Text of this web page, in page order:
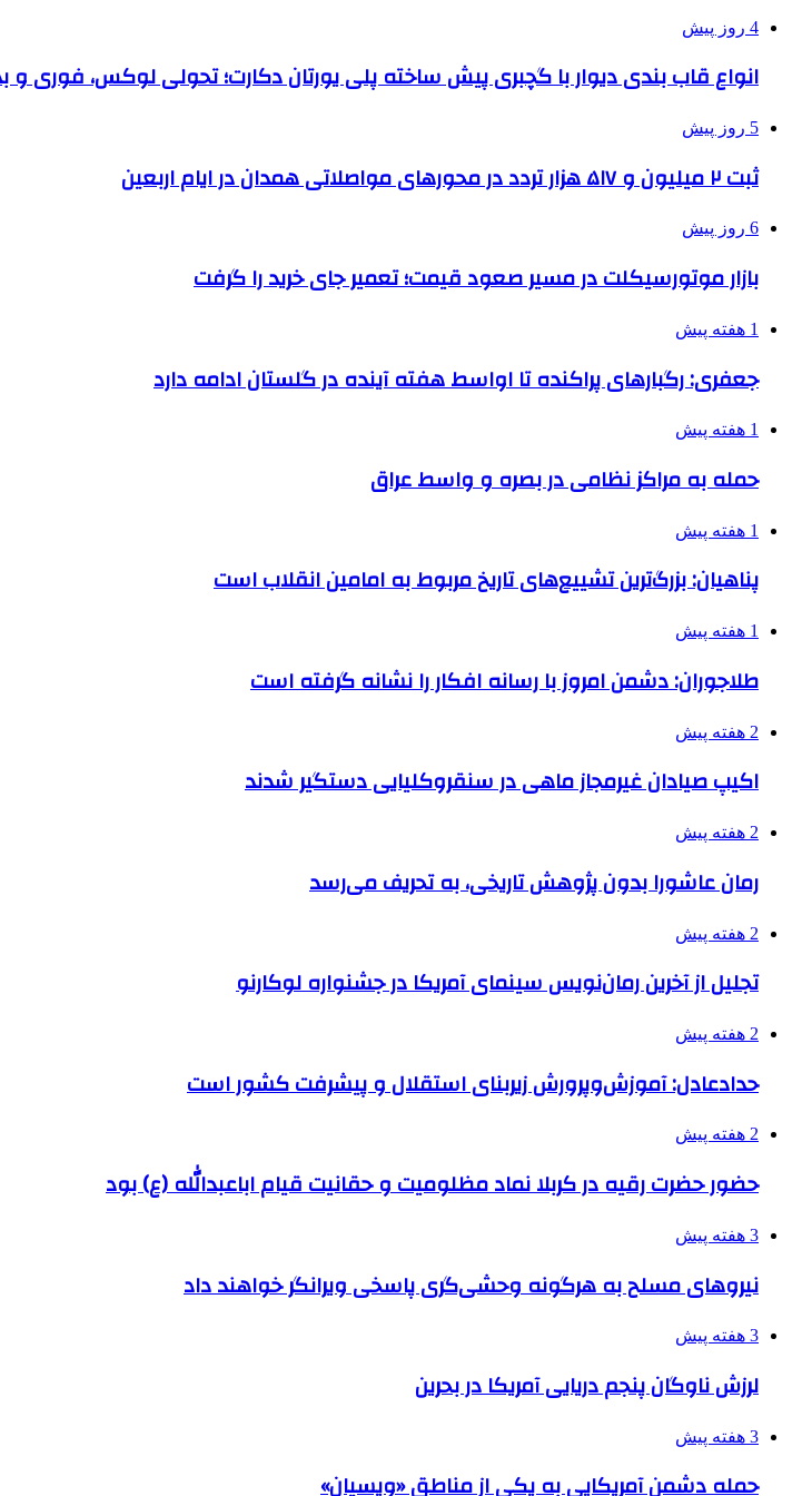
4 روز پیش
انواع قاب بندی دیوار با گچبری پیش ساخته پلی یورتان دکارت؛ تحولی لوکس، فوری و
5 روز پیش
ثبت ۲ میلیون و ۵۱۷ هزار تردد در محورهای مواصلاتی همدان در ایام اربعین
6 روز پیش
بازار موتورسیکلت در مسیر صعود قیمت؛ تعمیر جای خرید را گرفت
1 هفته پیش
جعفری: رگبارهای پراکنده تا اواسط هفته آینده در گلستان ادامه دارد
1 هفته پیش
حمله به مراکز نظامی در بصره و واسط عراق
1 هفته پیش
پناهیان: بزرگ‌ترین تشییع‌های تاریخ مربوط به امامین انقلاب است
1 هفته پیش
طلاجوران: دشمن امروز با رسانه افکار را نشانه گرفته است
2 هفته پیش
اکیپ صیادان غیرمجاز ماهی در سنقروکلیایی دستگیر شدند
2 هفته پیش
رمان عاشورا بدون پژوهش تاریخی، به تحریف می‌رسد
2 هفته پیش
تجلیل از آخرین رمان‌نویس سینمای آمریکا در جشنواره لوکارنو
2 هفته پیش
حدادعادل: آموزش‌وپرورش زیربنای استقلال و پیشرفت کشور است
2 هفته پیش
حضور حضرت رقیه در کربلا نماد مظلومیت و حقانیت قیام اباعبدالله (ع) بود
3 هفته پیش
نیروهای مسلح به هرگونه وحشی‌گری پاسخی ویرانگر خواهند داد
3 هفته پیش
لرزش ناوگان پنجم دریایی آمریکا در بحرین
3 هفته پیش
حمله دشمن آمریکایی به یکی از مناطق «ویسیان»